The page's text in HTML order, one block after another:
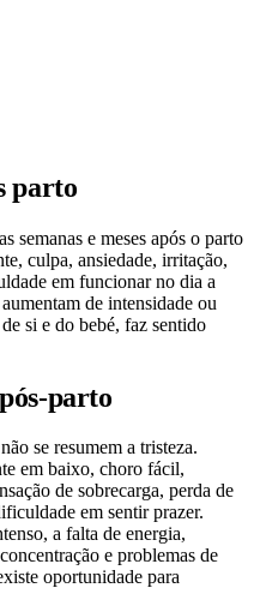
parto
semanas e meses após o parto
culpa, ansiedade, irritação,
em funcionar no dia a
de intensidade ou
si e do bebé, faz sentido
parto
se resumem a tristeza.
em baixo, choro fácil,
de sobrecarga, perda de
em sentir prazer.
a falta de energia,
e problemas de
oportunidade para